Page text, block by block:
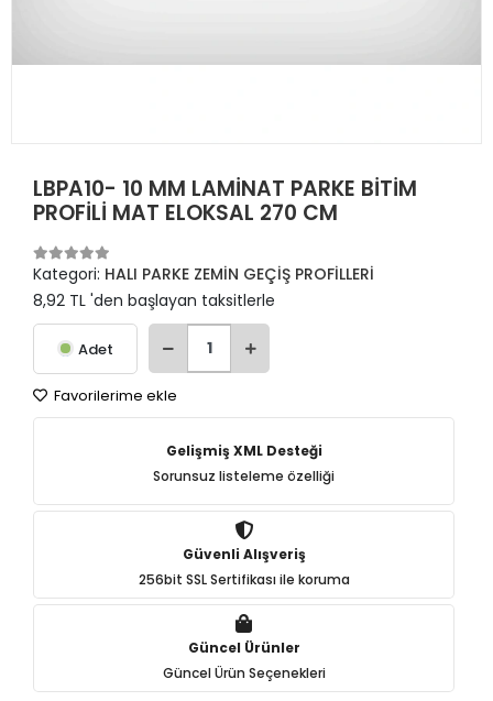
LBPA10- 10 MM LAMİNAT PARKE BİTİM
PROFİLİ MAT ELOKSAL 270 CM
Kategori: HALI PARKE ZEMİN GEÇİŞ PROFİLLERİ
8,92 TL 'den başlayan taksitlerle
Adet
Favorilerime ekle
Gelişmiş XML Desteği
Sorunsuz listeleme özelliği
Güvenli Alışveriş
256bit SSL Sertifikası ile koruma
Güncel Ürünler
Güncel Ürün Seçenekleri